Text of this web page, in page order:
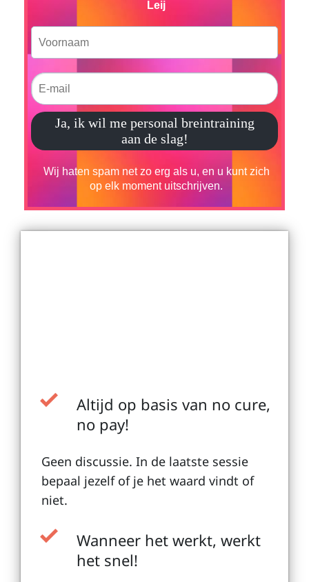
Altijd op basis van no cure,
no pay!
Geen discussie. In de laatste sessie
bepaal jezelf of je het waard vindt of
niet.
Wanneer het werkt, werkt
het snel!